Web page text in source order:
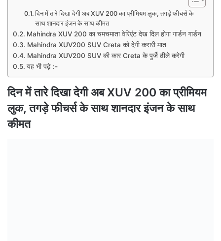
दिन में तारे दिखा देगी अब XUV 200 का प्रीमियम लुक, तगड़े फीचर्स के
साथ शानदार इंजन के साथ कीमत
Mahindra XUV 200 का चमचमाता वेरिएंट देख दिल होगा गार्डन गार्डन
Mahindra XUV200 SUV Creta को देगी करारी मात
Mahindra XUV200 SUV की कार Creta के पुर्जे ढीले करेगी
यह भी पढ़े :-
दिन में तारे दिखा देगी अब XUV 200 का प्रीमियम
लुक, तगड़े फीचर्स के साथ शानदार इंजन के साथ
कीमत